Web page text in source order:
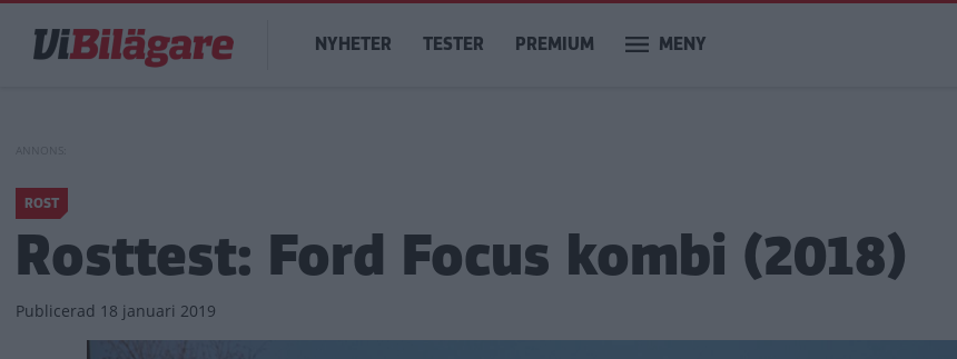
huvudinnehåll
Main
navigation
NYHETER TESTER PREMIUM MENY
ROST
Rosttest: Ford Focus kombi (2018)
Publicerad 18 januari 2019